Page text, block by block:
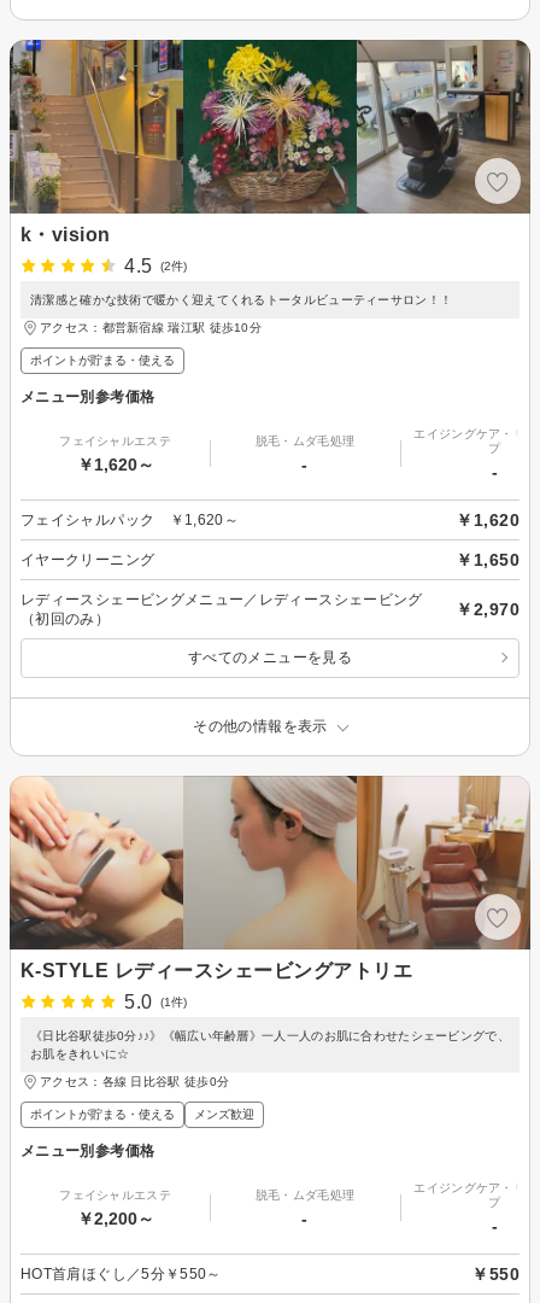
k・vision
4.5
(2件)
清潔感と確かな技術で暖かく迎えてくれるトータルビューティーサロン！！
アクセス：都営新宿線 瑞江駅 徒歩10分
ポイントが貯まる・使える
メニュー別参考価格
フェイシャルエステ
￥1,620～
脱毛・ムダ毛処理
-
エイジングケア・リ
プ
-
フェイシャルパック ￥1,620～ ￥1,620
イヤークリーニング ￥1,650
レディースシェービングメニュー／レディースシェービング
（初回のみ）
￥2,970
すべてのメニューを見る
その他の情報を表示
K-STYLE レディースシェービングアトリエ
5.0
(1件)
《日比谷駅徒歩0分♪♪》《幅広い年齢層》一人一人のお肌に合わせたシェービングで、
お肌をきれいに☆
アクセス：各線 日比谷駅 徒歩0分
ポイントが貯まる・使える メンズ歓迎
メニュー別参考価格
フェイシャルエステ
￥2,200～
脱毛・ムダ毛処理
-
エイジングケア・リ
プ
-
HOT首肩ほぐし／5分￥550～ ￥550